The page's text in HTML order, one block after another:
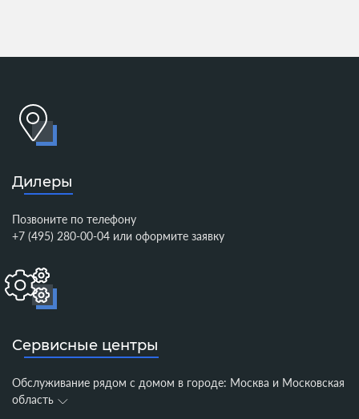
Дилеры
Позвоните по телефону
+7 (495) 280-00-04 или оформите заявку
Сервисные центры
Обслуживание рядом с домом в городе: Москва и Московская
область